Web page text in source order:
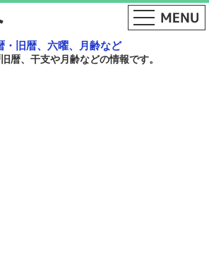
・旧暦、六曜、月齢など
暦、干支や月齢などの情報です。